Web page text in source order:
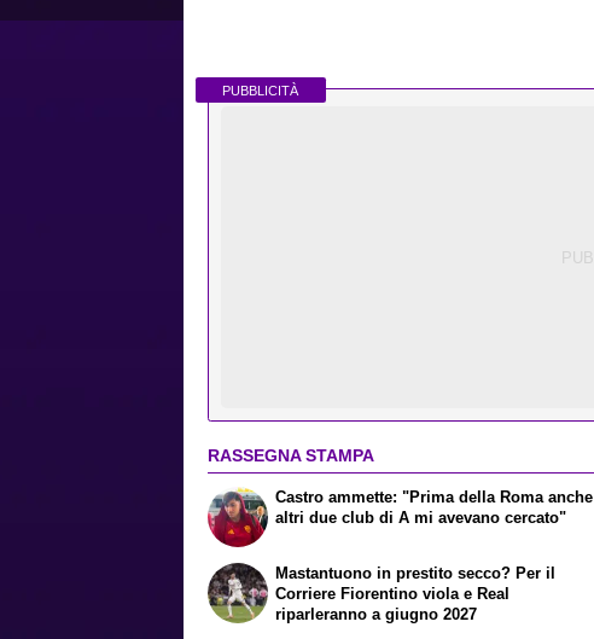
PUBBLICITÀ
RASSEGNA STAMPA
Castro ammette: "Prima della Roma anche
altri due club di A mi avevano cercato"
Mastantuono in prestito secco? Per il
Corriere Fiorentino viola e Real
riparleranno a giugno 2027